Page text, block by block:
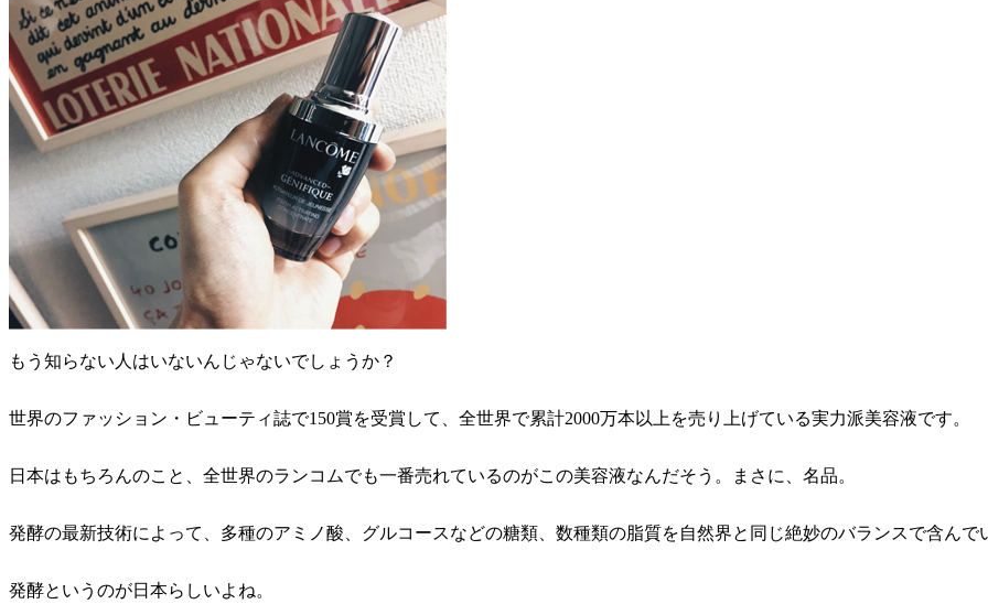
もう知らない人はいないんじゃないでしょうか？
世界のファッション・ビューティ誌で150賞を受賞して、全世界で累計2000万本以上を売り上げている実力派美容液です。
日本はもちろんのこと、全世界のランコムでも一番売れているのがこの美容液なんだそう。まさに、名品。
発酵の最新技術によって、多種のアミノ酸、グルコースなどの糖類、数種類の脂質を自然界と同じ絶妙のバランスで含んで
発酵というのが日本らしいよね。